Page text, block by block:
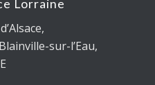
Lorraine
Blainville-sur-l’Eau,